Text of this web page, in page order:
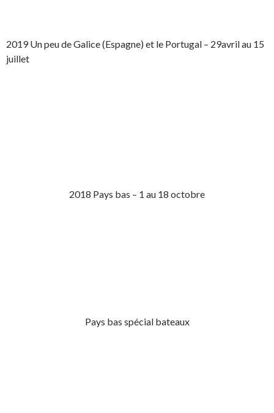
2019 Un peu de Galice (Espagne) et le Portugal – 29avril au 15
juillet
2018 Pays bas – 1 au 18 octobre
Pays bas spécial bateaux